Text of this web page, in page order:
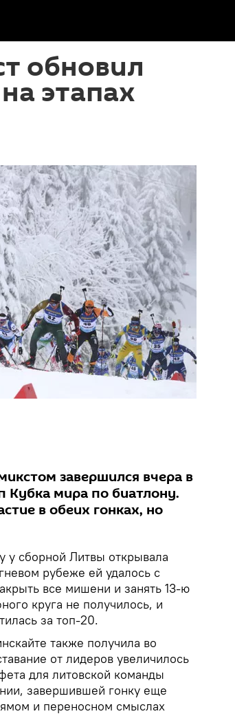
обновил
этапах
завершился вчера в
мира по биатлону.
в обеих гонках, но
у сборной Литвы открывала
рубеже ей удалось с
все мишени и занять 13-ю
круга не получилось, и
за топ-20.
также получила во
от лидеров увеличилось
для литовской команды
завершившей гонку еще
и переносном смыслах